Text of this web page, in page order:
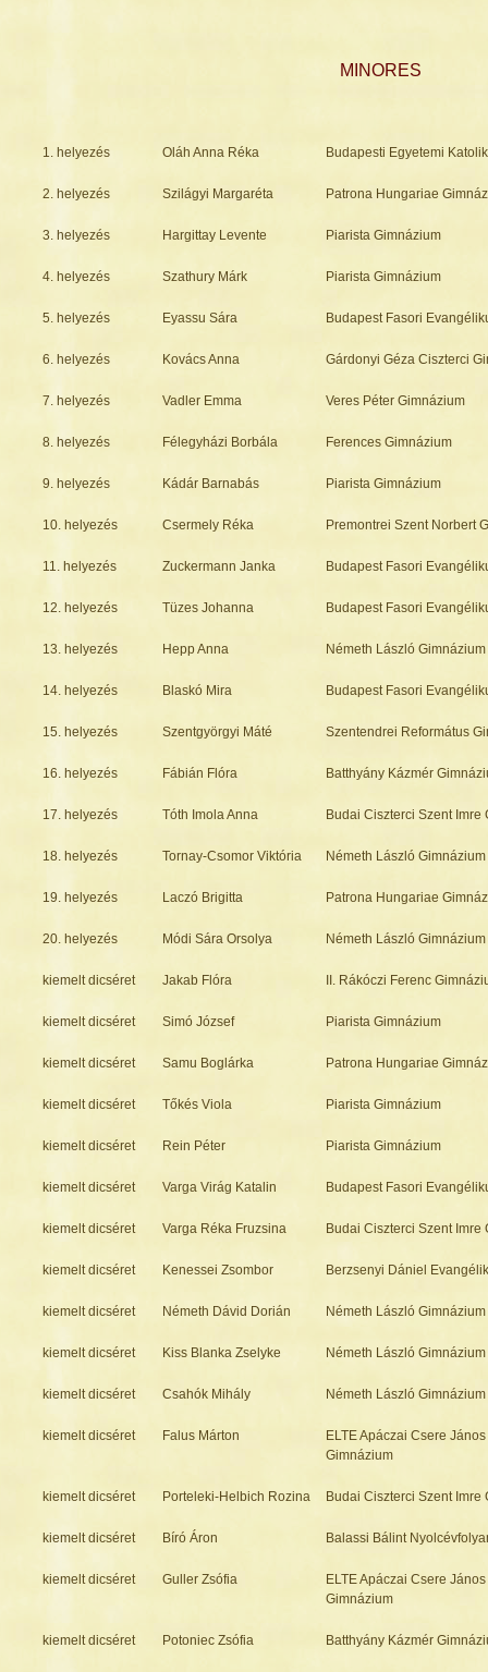
MINORES
1. helyezés Oláh Anna Réka Budapesti Egyetemi
2. helyezés Szilágyi Margaréta Patrona Hungariae
3. helyezés Hargittay Levente Piarista Gimnázium
4. helyezés Szathury Márk Piarista Gimnázium
5. helyezés Eyassu Sára Budapest Fasori
6. helyezés Kovács Anna Gárdonyi Géza Ciszterci
7. helyezés Vadler Emma Veres Péter Gimnázium
8. helyezés Félegyházi Borbála Ferences Gimnázium
9. helyezés Kádár Barnabás Piarista Gimnázium
10. helyezés Csermely Réka Premontrei Szent Norbert
11. helyezés Zuckermann Janka Budapest Fasori
12. helyezés Tüzes Johanna Budapest Fasori
13. helyezés Hepp Anna Németh László Gimnázium
14. helyezés Blaskó Mira Budapest Fasori
15. helyezés Szentgyörgyi Máté Szentendrei Református
16. helyezés Fábián Flóra Batthyány Kázmér
17. helyezés Tóth Imola Anna Budai Ciszterci Szent Imre
18. helyezés Tornay-Csomor Viktória Németh László Gimnázium
19. helyezés Laczó Brigitta Patrona Hungariae
20. helyezés Módi Sára Orsolya Németh László Gimnázium
kiemelt dicséret Jakab Flóra II. Rákóczi Ferenc
kiemelt dicséret Simó József Piarista Gimnázium
kiemelt dicséret Samu Boglárka Patrona Hungariae
kiemelt dicséret Tőkés Viola Piarista Gimnázium
kiemelt dicséret Rein Péter Piarista Gimnázium
kiemelt dicséret Varga Virág Katalin Budapest Fasori
kiemelt dicséret Varga Réka Fruzsina Budai Ciszterci Szent Imre
kiemelt dicséret Kenessei Zsombor Berzsenyi Dániel
kiemelt dicséret Németh Dávid Dorián Németh László Gimnázium
kiemelt dicséret Kiss Blanka Zselyke Németh László Gimnázium
kiemelt dicséret Csahók Mihály Németh László Gimnázium
kiemelt dicséret Falus Márton
ELTE Apáczai Csere
Gimnázium
kiemelt dicséret Porteleki-Helbich Rozina Budai Ciszterci Szent Imre
kiemelt dicséret Bíró Áron Balassi Bálint
kiemelt dicséret Guller Zsófia
ELTE Apáczai Csere
Gimnázium
kiemelt dicséret Potoniec Zsófia Batthyány Kázmér